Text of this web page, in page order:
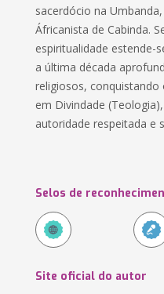
sacerdócio na
Áfricanista de Cabinda.
espiritualidade estende-
a última década
religiosos, conquistando
em Divindade
autoridade respeitada e
Selos de
Site oficial do autor